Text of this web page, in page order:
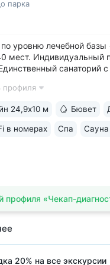
парка
уровню лечебной базы
мест. Индивидуальный
санаторий
(Германия) для
профиля
24,9х10 м Бювет
в номерах Спа
профиля «Чекап-
20% на все экскурсии